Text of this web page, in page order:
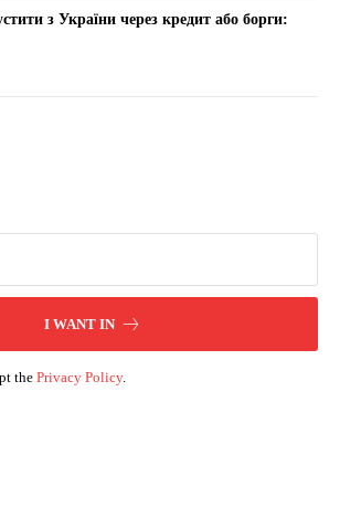
з України через кредит або борги:
I WANT IN
thePrivacy Policy.